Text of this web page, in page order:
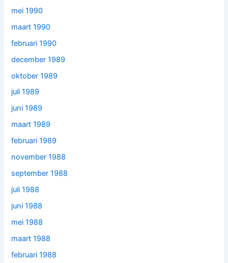
mei 1990
maart 1990
februari 1990
december 1989
oktober 1989
juli 1989
juni 1989
maart 1989
februari 1989
november 1988
september 1988
juli 1988
juni 1988
mei 1988
maart 1988
februari 1988